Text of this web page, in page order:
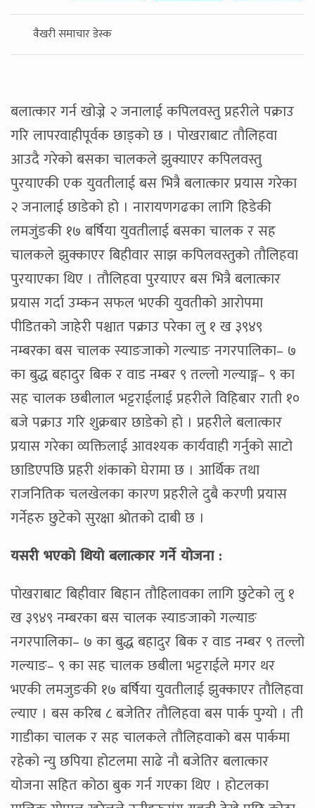
वैखरी समाचार डेस्क
बलात्कार गर्न खोज्ने २ जनालाई कपिलवस्तु प्रहरीले पक्राउ
गरि लापरवाहीपूर्वक छाड्को छ । पोखराबाट तौलिहवा
आउदै गरेको बसका चालकले झुक्याएर कपिलवस्तु
पुरयाएकी एक युवतीलाई बस भित्रै बलात्कार प्रयास गरेका
२ जनालाई छाडेको हो । नारायणगढका लागि हिडेकी
लमजुंङकी १७ बर्षिया युवतीलाई बसका चालक र सह
चालकले झुक्काएर बिहीवार साझ कपिलवस्तुको तौलिहवा
पुरयाएका थिए । तौलिहवा पुरयाएर बस भित्रै बलात्कार
प्रयास गर्दा उम्कन सफल भएकी युवतीको आरोपमा
पीडितको जाहेरी पश्चात पक्राउ परेका लु १ ख ३९४९
नम्बरका बस चालक स्याङजाको गल्याङ नगरपालिका– ७
का बुद्ध बहादुर बिक र वाड नम्बर ९ तल्लो गल्याङ्ग– ९ का
सह चालक छबीलाल भट्टराईलाई प्रहरीले विहिबार राती १०
बजे पक्राउ गरि शुक्रबार छाडेको हो । प्रहरीले बलात्कार
प्रयास गरेका व्यक्तिलाई आवश्यक कार्यवाही गर्नुको साटो
छाडिएपछि प्रहरी शंकाको घेरामा छ । आर्थिक तथा
राजनितिक चलखेलका कारण प्रहरीले दुबै करणी प्रयास
गर्नेहरु छुटेको सुरक्षा श्रोतको दाबी छ ।
यसरी भएको थियो बलात्कार गर्ने योजना :
पोखराबाट बिहीवार बिहान तौहिलावका लागि छुटेको लु १
ख ३९४९ नम्बरका बस चालक स्याङजाको गल्याङ
नगरपालिका– ७ का बुद्ध बहादुर बिक र वाड नम्बर ९ तल्लो
गल्याङ– ९ का सह चालक छबीला भट्टराईले मगर थर
भएकी लमजुङकी १७ बर्षिया युवतीलाई झुक्काएर तौलिहवा
ल्याए । बस करिब ८ बजेतिर तौलिहवा बस पार्क पुग्यो । ती
गाडीका चालक र सह चालकले तौलिहवाको बस पार्कमा
रहेको न्यु छपिया होटलमा साढे नौ बजेतिर बलात्कार
योजना सहित कोठा बुक गर्न गएका थिए । होटलका